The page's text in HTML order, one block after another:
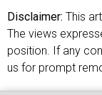
Disclaimer: This
The views
position. If any
us for prompt